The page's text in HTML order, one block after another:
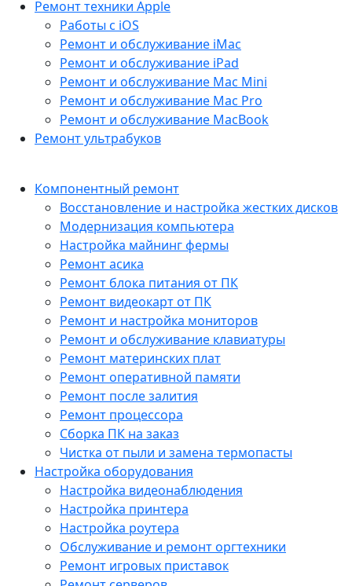
Ремонт техники Apple
Работы с iOS
Ремонт и обслуживание iMac
Ремонт и обслуживание iPad
Ремонт и обслуживание Mac Mini
Ремонт и обслуживание Mac Pro
Ремонт и обслуживание MacBook
Ремонт ультрабуков
Компонентный ремонт
Восстановление и настройка жестких дисков
Модернизация компьютера
Настройка майнинг фермы
Ремонт асика
Ремонт блока питания от ПК
Ремонт видеокарт от ПК
Ремонт и настройка мониторов
Ремонт и обслуживание клавиатуры
Ремонт материнских плат
Ремонт оперативной памяти
Ремонт после залития
Ремонт процессора
Сборка ПК на заказ
Чистка от пыли и замена термопасты
Настройка оборудования
Настройка видеонаблюдения
Настройка принтера
Настройка роутера
Обслуживание и ремонт оргтехники
Ремонт игровых приставок